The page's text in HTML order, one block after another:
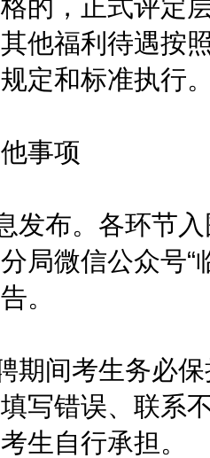
的，正式评定
他福利待遇按
定和标准执行
事项
布。各环节入
局微信公众号“
。
间考生务必保
写错误、联系
生自行承担。